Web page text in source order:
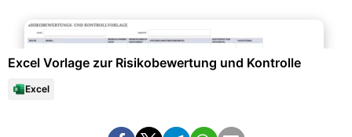
Excel Vorlage zur Risikobewertung und Kontrolle
Excel